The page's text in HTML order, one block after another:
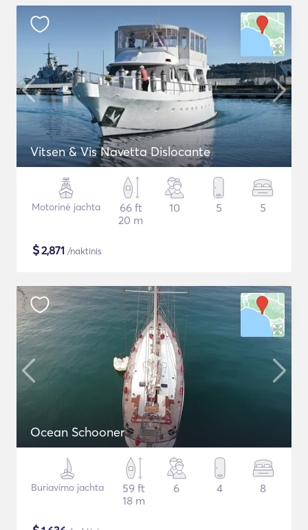
Vitsen & Vis Navetta Dislocante
Motorinė jachta
66 ft
20 m
10 5 5
$2,871 /naktinis
Ocean Schooner
Buriavimo jachta
59 ft
18 m
6 4 8